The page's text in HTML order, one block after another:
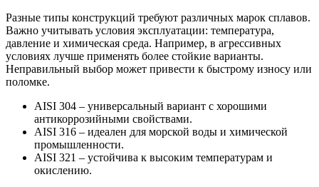
Разные типы конструкций требуют различных марок сплавов.
Важно учитывать условия эксплуатации: температура,
давление и химическая среда. Например, в агрессивных
условиях лучше применять более стойкие варианты.
Неправильный выбор может привести к быстрому износу или
поломке.
AISI 304 – универсальный вариант с хорошими
антикоррозийными свойствами.
AISI 316 – идеален для морской воды и химической
промышленности.
AISI 321 – устойчива к высоким температурам и
окислению.